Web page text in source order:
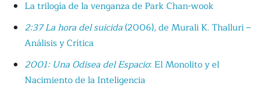
La trilogía de la venganza de Park Chan-wook
2:37 La hora del suicida(2006), de Murali K. Thalluri –
Análisis y Crítica
2001: Una Odisea del Espacio: El Monolito y el
Nacimiento de la Inteligencia